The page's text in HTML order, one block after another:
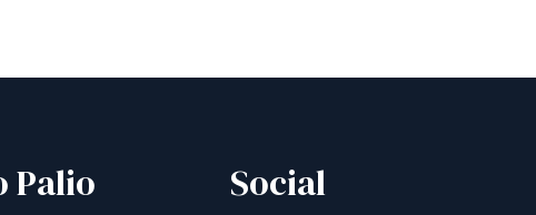
Palio Social